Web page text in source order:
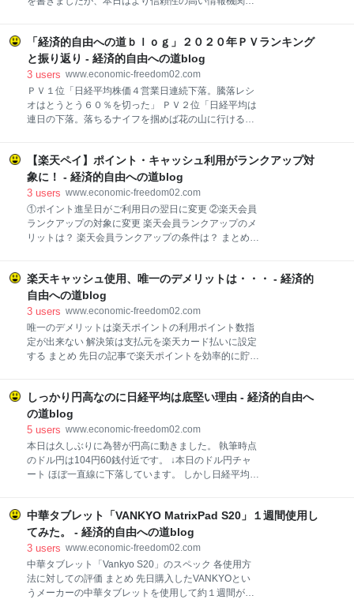
年数は少なくなります。 ※支出（生活費）の多寡と満
足度の関係性は触れません。 またグラフの右側（貯蓄
率：高）に行くほど、曲線は収束し投資リター
待リターン」です。 なお、当資料は１０年から１５年
の投資期間を前提にしています。 超長期市場予測：期
待リターン | J.P.モルガン・アセット・マネジメント 債
権の期待リターン 日本国債：０．４％ 米国総合債権
（為替ヘッジなし）：０．７％ 米国ハイ・イールド債
権（為替ヘッジなし）：３．４％ ユーロ圏総合債権
し）：０．７％ 新興国国債（為替ヘッジなし）：３．
８％ 債権の期待リターンは日本を含む先進国は１％以
下の低水準予想です。 リスクをとった米国ハイ
「経済的自由への道ｂｌｏｇ」２０２０年ＰＶランキング
と振り返り - 経済的自由への道blog
3 users www.economic-freedom02.com
ＰＶ１位「日経平均株価４営業日連続下落。騰落レシ
オはとうとう６０％を切った」 ＰＶ２位「日経平均は
連日の下落。落ちるナイフを掴めば花の山に行けるか
は。」 ＰＶ４位「HPノートパソコン「HP ENVY
x360 13」を買った。高コスパだけで納期はいつ？」
ＰＶ５位「【GMOクリック証券CFD】イギリス１００
は高配当か？」 振り返り ２０２０年も残り僅かとなり
ました。 ２０２０年１月３日に「はてなブログ」を開
始し、途中から「ＰＲＯ」に移行した当ブログですが
す。 ＰＶ１位「日経平均株価４営業日連続下落。騰落
レシオはとうとう６０％を切った」 www.economic-
freedom02.com 公開日２月２
【楽天ペイ】ポイント・キャッシュ利用がランクアップ対
象に！ - 経済的自由への道blog
3 users www.economic-freedom02.com
①ポイント進呈日がご利用日の翌日に変更 ②楽天会員
ランクアップの対象に変更 楽天会員ランクアップのメ
リットは？ 楽天会員ランクアップの条件は？ まとめ
ルの一部分は下記のとおりです。 ①ポイント進呈日が
ご利用日の翌日に変更 今回の改変の主たる内容はこれ
です。 今までは楽天ペイでの決済で「楽天ポイント」
または「楽天キャッシュ」利用時のポイント進呈日が
ご利用月の翌々月末頃と結構な期間が開いていまし
た。 これがご利用日の翌日と滅茶苦茶早くなりまし
すが、私個人的には次の改正がとても良かったです。
②楽天会員ランクアップの対象に変更 今までは、楽天
ペイでの決済は楽天会員のランクアップの対象になっ
ていません
楽天キャッシュ使用、唯一のデメリットは・・・ - 経済的
自由への道blog
3 users www.economic-freedom02.com
唯一のデメリットは楽天ポイントの利用ポイント数指
定が出来ない 解決策は支払元を楽天カード払いに設定
する まとめ 先日の記事で楽天ポイントを効率的に貯め
キャッシュは他に比べるとポイント付与率が高く設定
されていますので、おススメには違いないのですが使
用してきて唯一？のデメリットがありましたので紹介
したいと思います。 併せて解決策も紹介します。 唯一
のデメリットは楽天ポイントの利用ポイント数指定が
出来ない 楽天キャッシュを使う場合は楽天ペイで支払
せん。 例えば５００ポイントの期間限定ポイントと５
００ポイントの通常ポイントを持っていた場合、期間
限定ポイントの５００ポイントだけを使う
しっかり円高なのに日経平均は底堅い理由 - 経済的自由へ
の道blog
5 users www.economic-freedom02.com
本日は久しぶりに為替が円高に動きました。 執筆時点
のドル円は104円60銭付近です。 ↓本日のドル円チャ
ート ほぼ一直線に下落しています。 しかし日経平均株
が、明らかに日経平均が強すぎます。 日経平均株価が
底堅い理由は日銀ETF買い入れ残高 先日の記事で日銀
の買い入れ枠未消化分が多い記事がありました。 ３月
１６日の金融政策決定会合で年間の買い入れ枠が１２
兆円に増額されました。 ９月末時点での買い入れ額は
約５兆円 残り７兆円を来年２月までに消化すことはほ
中華タブレット「VANKYO MatrixPad S20」１週間使用し
てみた。 - 経済的自由への道blog
3 users www.economic-freedom02.com
中華タブレット「Vankyo S20」のスペック 各使用方
法に対しての評価 まとめ 先日購入したVANKYOとい
うメーカーの中華タブレットを使用して約１週間が経